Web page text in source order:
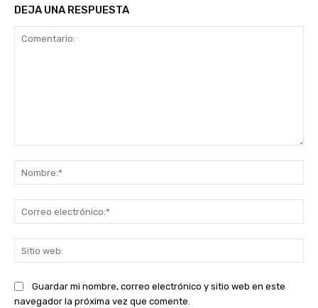
DEJA UNA RESPUESTA
Guardar mi nombre, correo electrónico y sitio web en este
navegador la próxima vez que comente.